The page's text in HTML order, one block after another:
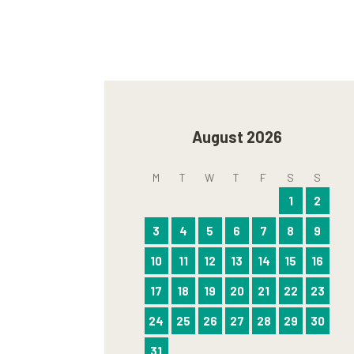
August 2026
M T W T F S S
1 2
3 4 5 6 7 8 9
10 11 12 13 14 15 16
17 18 19 20 21 22 23
24 25 26 27 28 29 30
31